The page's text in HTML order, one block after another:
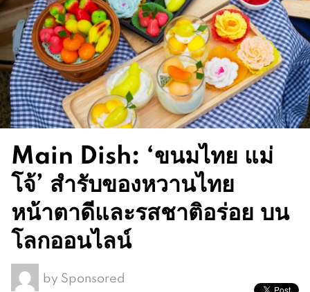
Main Dish: ‘ขนมไทย แม่
โจ้’ สำรับของหวานไทย
หน้าตาดีและรสชาติอร่อย บน
โลกออนไลน์
by Sponsored